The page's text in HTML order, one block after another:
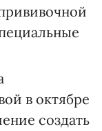
в октябре
создать